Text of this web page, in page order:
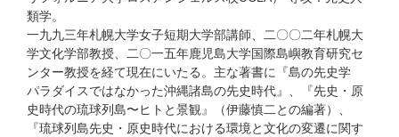
類学。
一九九三年札幌大学女子短期大学部講師、二〇〇二年札幌大
学文化学部教授、二〇一五年鹿児島大学国際島嶼教育研究セ
ンター教授を経て現在にいたる。主な著書に『島の先史学
パラダイスではなかった沖縄諸島の先史時代』、『先史・原
史時代の琉球列島〜ヒトと景観』（伊藤慎二との編著）、
『琉球列島先史・原史時代における環境と文化の変遷に関す